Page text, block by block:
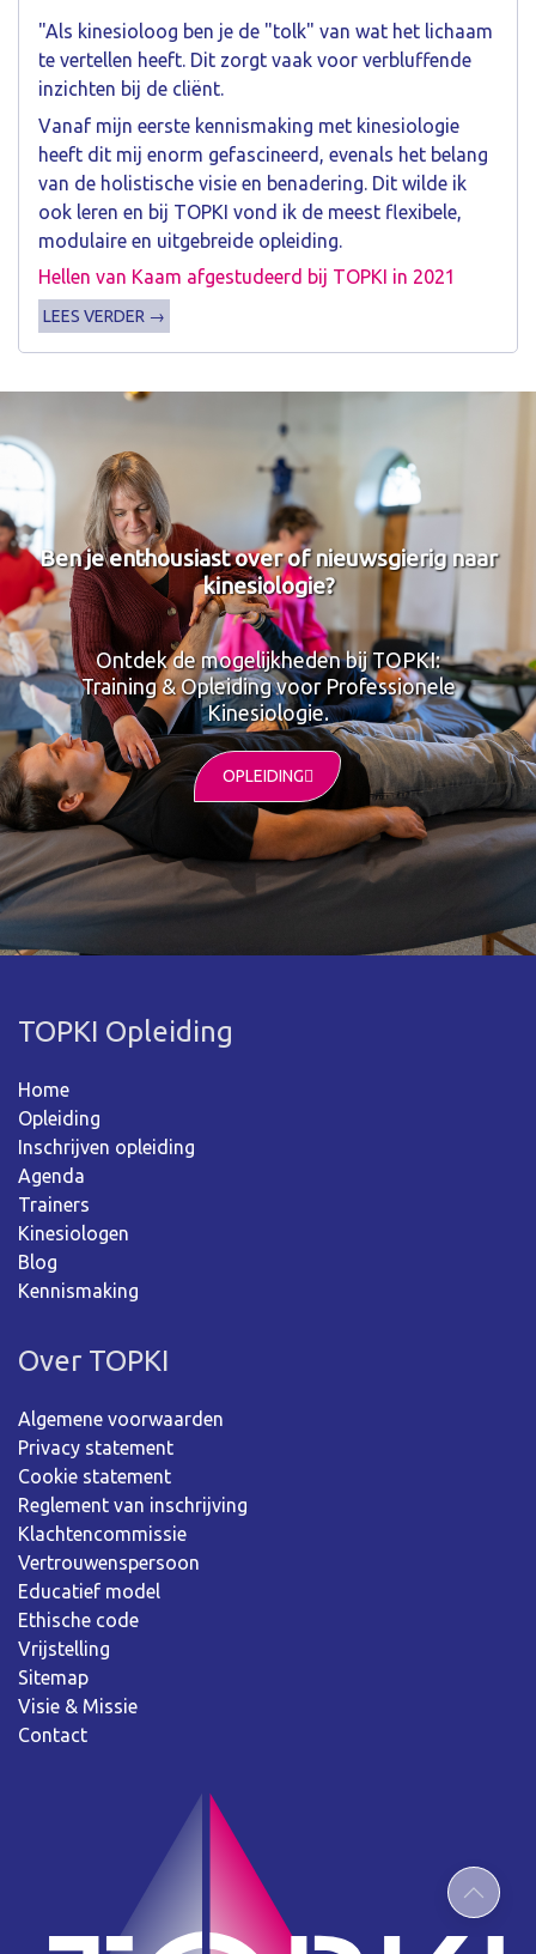
"Als kinesioloog ben je de "tolk" van wat het lichaam
te vertellen heeft. Dit zorgt vaak voor verbluffende
inzichten bij de cliënt.
Vanaf mijn eerste kennismaking met kinesiologie
heeft dit mij enorm gefascineerd, evenals het belang
van de holistische visie en benadering. Dit wilde ik
ook leren en bij TOPKI vond ik de meest flexibele,
modulaire en uitgebreide opleiding.
Hellen van Kaam afgestudeerd bij TOPKI in 2021
LEES VERDER →
Ben je enthousiast over of nieuwsgierig naar
kinesiologie?
Ontdek de mogelijkheden bij TOPKI:
Training & Opleiding voor Professionele
Kinesiologie.
OPLEIDING
TOPKI Opleiding
Home
Opleiding
Inschrijven opleiding
Agenda
Trainers
Kinesiologen
Blog
Kennismaking
Over TOPKI
Algemene voorwaarden
Privacy statement
Cookie statement
Reglement van inschrijving
Klachtencommissie
Vertrouwenspersoon
Educatief model
Ethische code
Vrijstelling
Sitemap
Visie & Missie
Contact